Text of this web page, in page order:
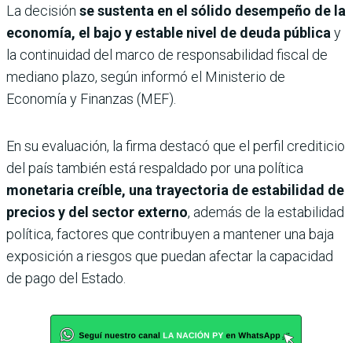
La decisión se sustenta en el sólido desempeño de la
economía, el bajo y estable nivel de deuda pública y
la continuidad del marco de responsabilidad fiscal de
mediano plazo, según informó el Ministerio de
Economía y Finanzas (MEF).
En su evaluación, la firma destacó que el perfil crediticio
del país también está respaldado por una política
monetaria creíble, una trayectoria de estabilidad de
precios y del sector externo, además de la estabilidad
política, factores que contribuyen a mantener una baja
exposición a riesgos que puedan afectar la capacidad
de pago del Estado.